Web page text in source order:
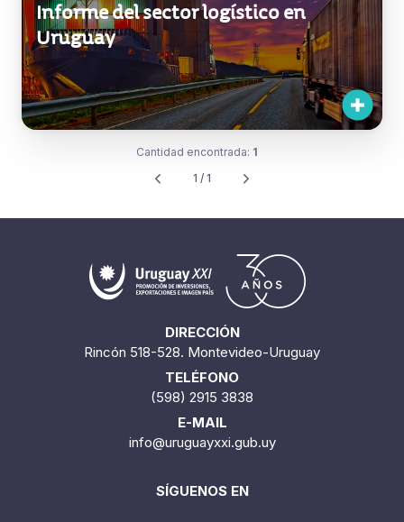
Informe del sector logístico en
Uruguay
Cantidad encontrada: 1
1 / 1
DIRECCIÓN
Rincón 518-528. Montevideo-Uruguay
TELÉFONO
(598) 2915 3838
E-MAIL
info@uruguayxxi.gub.uy
SÍGUENOS EN